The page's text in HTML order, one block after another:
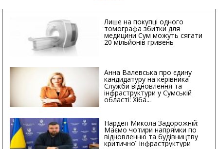
Лише на покупці одного
томографа збитки для
медицини Сум можуть сягати
20 мільйонів гривень
Анна Валевська про єдину
кандидатуру на керівника
Служби відновлення та
інфраструктури у Сумській
області: Хіба...
Нардеп Микола Задорожній:
Маємо чотири напрямки по
відновленню та будівництву
критичної інфраструктури